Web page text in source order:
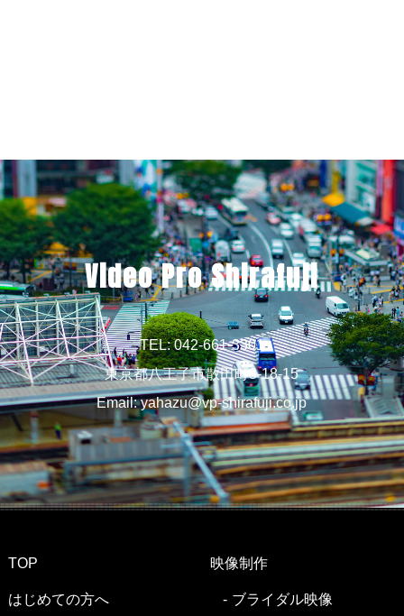
Video Pro Shirafuji
TEL: 042-661-3301
東京都八王子市散田町3-18-15
Email:yahazu@vp-shirafuji.co.jp
TOP
はじめての方へ
映像制作
ブライダル映像